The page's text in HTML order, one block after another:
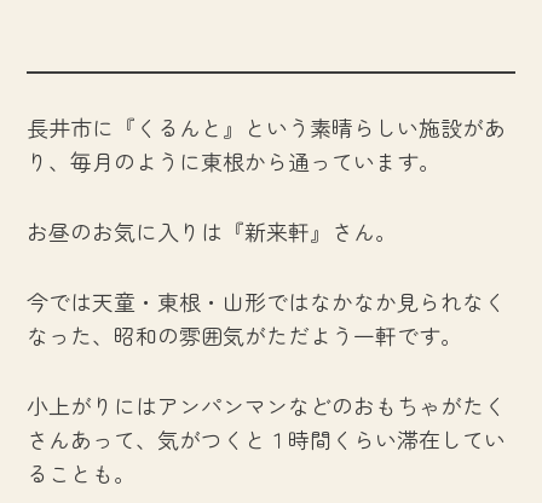
長井市に『くるんと』という素晴らしい施設があ
り、毎月のように東根から通っています。
お昼のお気に入りは『新来軒』さん。
今では天童・東根・山形ではなかなか見られなく
なった、昭和の雰囲気がただよう一軒です。
小上がりにはアンパンマンなどのおもちゃがたく
さんあって、気がつくと１時間くらい滞在してい
ることも。